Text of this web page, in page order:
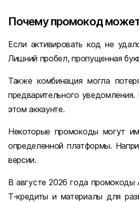
Почему промокод может
Если активировать код не
Лишний пробел, пропущенная
Также комбинация могла
предварительного
этом аккаунте.
Некоторые промокоды могут
определенной платформы.
версии.
В августе 2026 года промокоды
Т-кредиты и материалы для